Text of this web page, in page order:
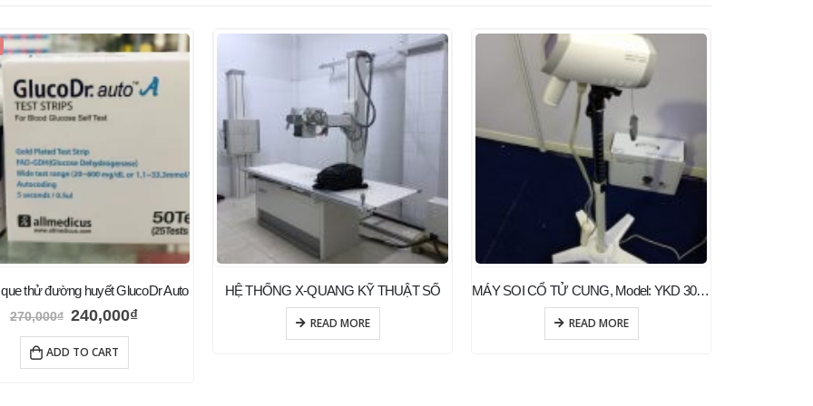
thử đường huyết GlucoDr Auto
270,000₫ 240,000₫
ADD TO CART
HỆ THỐNG X-QUANG KỸ THUẬT SỐ
READ MORE
MÁY SOI CỔ TỬ CUNG, Model: YKD 3002 (YIKEDA – Trung Quốc)
READ MORE